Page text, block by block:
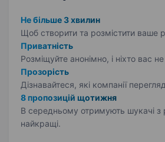
Не більше 3 хвилин
Щоб створити та розмістити ваше
Приватність
Розміщуйте анонімно, і ніхто вас не
Прозорість
Дізнавайтеся, які компанії
8 пропозицій щотижня
В середньому отримують шукачі з
найкращі.